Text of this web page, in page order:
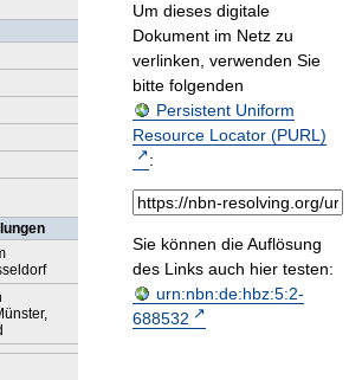
Um dieses digitale
Dokument im Netz zu
verlinken, verwenden Sie
bitte folgenden
Persistent Uniform
Resource Locator (PURL)
:
Sie können die Auflösung
des Links auch hier testen:
urn:nbn:de:hbz:5:2-
688532